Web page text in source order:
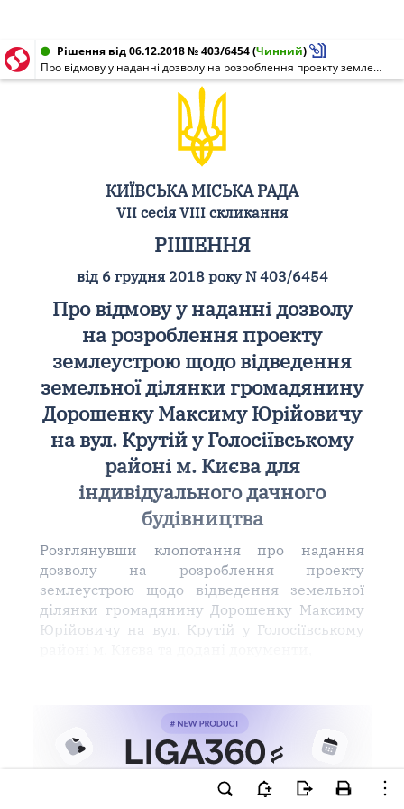
Рішення від 06.12.2018 № 403/6454(Чинний)
Про відмову у наданні дозволу на розроблення проекту землеустрою щодо відведення земельної ділянки громадянину Дорошенку Максиму Юрійовичу на вул. Крутій у Голосіївському районі м. Києва для індивідуального дачного будівництва
КИЇВСЬКА МІСЬКА РАДА
VII сесія VIII скликання
РІШЕННЯ
від 6 грудня 2018 року N 403/6454
Про відмову у наданні дозволу
на розроблення проекту
землеустрою щодо відведення
земельної ділянки громадянину
Дорошенку Максиму Юрійовичу
на вул. Крутій у Голосіївському
районі м. Києва для
індивідуального дачного
будівництва
Розглянувши клопотання про надання
дозволу на розроблення проекту
землеустрою щодо відведення земельної
ділянки громадянину Дорошенку Максиму
Юрійовичу на вул. Крутій у Голосіївському